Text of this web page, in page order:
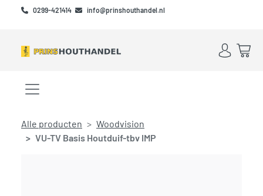
Skip to main content
Skip to footer
0299-421414 info@prinshouthandel.nl
Account
Menu openen/sluiten
Alle producten
Woodvision
VU-TV Basis Houtduif-tbv IMP